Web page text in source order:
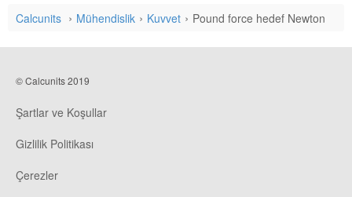
Calcunits Mühendislik Kuvvet Pound force hedef Newton
© Calcunits 2019
Şartlar ve Koşullar
Gizlilik Politikası
Çerezler